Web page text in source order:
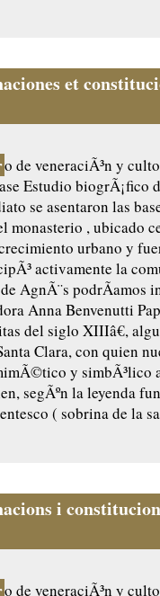
et
o de veneraciÃ³n y
Estudio biogrÃ¡fico
se asentaron las
monasterio , ubicado
urbano y
activamente la
AgnÃ¨s podrÃ­amos
Anna Benvenutti
del siglo XIIIâ€,
Clara, con quien
y simbÃ³lico
segÃºn la leyenda
( sobrina de la
i
o de veneraciÃ³n y